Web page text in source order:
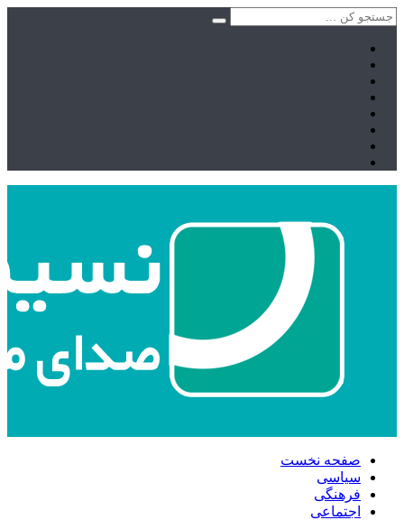
صفحه نخست
سیاسی
فرهنگی
اجتماعی